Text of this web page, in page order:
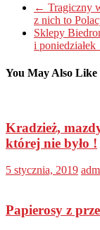
← Tragiczny
z nich to
Sklepy
i poniedziałek
You May Also Like
Kradzież,
której nie było !
5 stycznia, 2019
Papierosy z